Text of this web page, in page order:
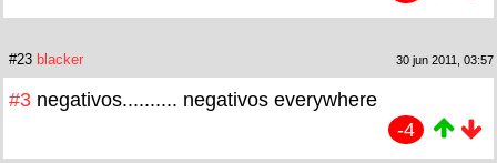
#23 blacker 30 jun 2011, 03:57
#3 negativos.......... negativos everywhere
-4